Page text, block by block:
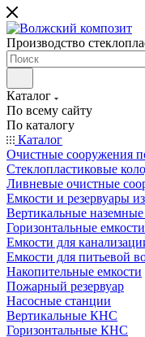
Производство
Каталог
По всему сайту
По каталогу
Каталог
Очистные сооружения
Стеклопластиковые
Ливневые очистные
Емкости и резервуары
Вертикальные
Горизонтальные
Емкости для
Емкости для питьевой
Накопительные емкости
Пожарный резервуар
Насосные станции
Вертикальные КНС
Горизонтальные КНС